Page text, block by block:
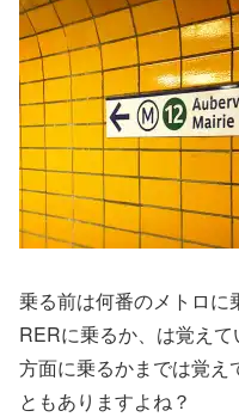
乗る前は何番のメトロ
RERに乗るか、は覚え
方面に乗るかまでは覚え
ともありますよね？